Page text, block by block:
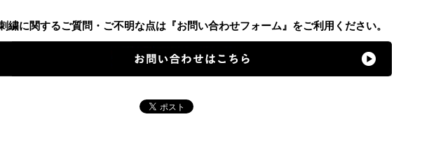
繍に関するご質問・ご不明な点は『お問い合わせフォーム』をご利用ください。